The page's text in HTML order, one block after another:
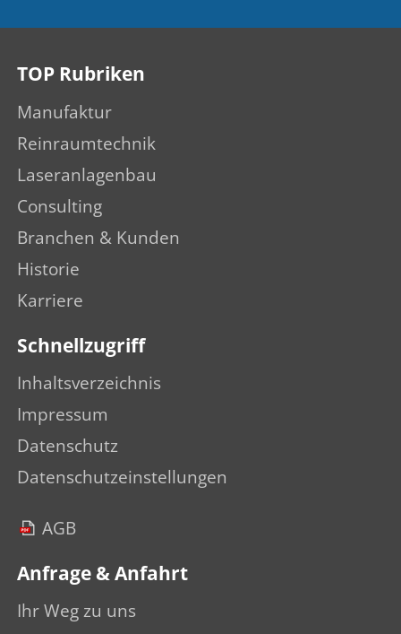
TOP Rubriken
Manufaktur
Reinraumtechnik
Laseranlagenbau
Consulting
Branchen & Kunden
Historie
Karriere
Schnellzugriff
Inhaltsverzeichnis
Impressum
Datenschutz
Datenschutzeinstellungen
AGB
Anfrage & Anfahrt
Ihr Weg zu uns